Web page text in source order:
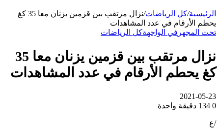
الرئيسية/كل الرياضات/
نزال مرتقب بين قزمين يزنان معا 35 كغ
يحطم الأرقام في عدد المشاهدات
تحت المجهر في الواجهةكل الرياضات
نزال مرتقب بين قزمين يزنان معا 35
كغ يحطم الأرقام في عدد المشاهدات
2021-05-23
0
دقيقة واحدة
/ع